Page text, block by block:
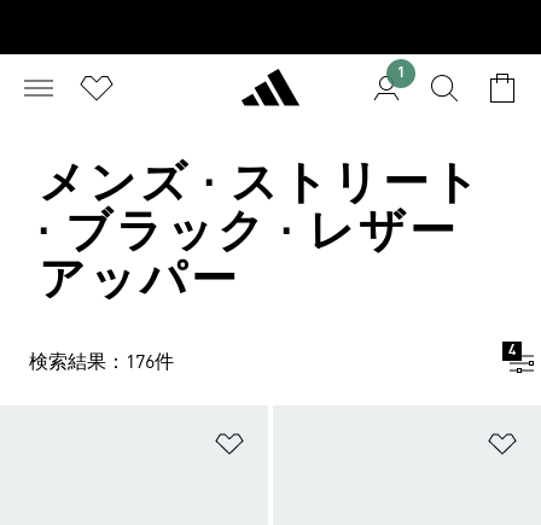
1
メンズ · ストリート
· ブラック · レザー
アッパー
検索結果：176件
4